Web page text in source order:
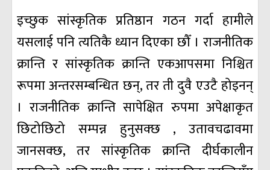
इच्छुक सांस्कृतिक प्रतिष्ठान गठन गर्दा हामीले
यसलाई पनि त्यतिकै ध्यान दिएका छौँ । राजनीतिक
क्रान्ति र सांस्कृतिक क्रान्ति एकआपसमा निश्चित
रूपमा अन्तरसम्बन्धित छन्, तर ती दुवै एउटै होइनन्
। राजनीतिक क्रान्ति सापेक्षित रुपमा अपेक्षाकृत
छिटोछिटो सम्पन्न हुनुसक्छ , उतावचढावमा
जानसक्छ, तर सांस्कृतिक क्रान्ति दीर्घकालीन